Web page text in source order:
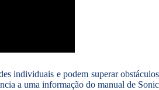
individuais e podem superar obstáculos
a uma informação do manual de Sonic